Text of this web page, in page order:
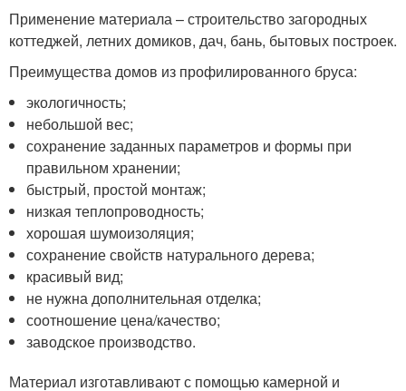
Применение материала – строительство загородных
коттеджей, летних домиков, дач, бань, бытовых построек.
Преимущества домов из профилированного бруса:
экологичность;
небольшой вес;
сохранение заданных параметров и формы при
правильном хранении;
быстрый, простой монтаж;
низкая теплопроводность;
хорошая шумоизоляция;
сохранение свойств натурального дерева;
красивый вид;
не нужна дополнительная отделка;
соотношение цена/качество;
заводское производство.
Материал изготавливают с помощью камерной и